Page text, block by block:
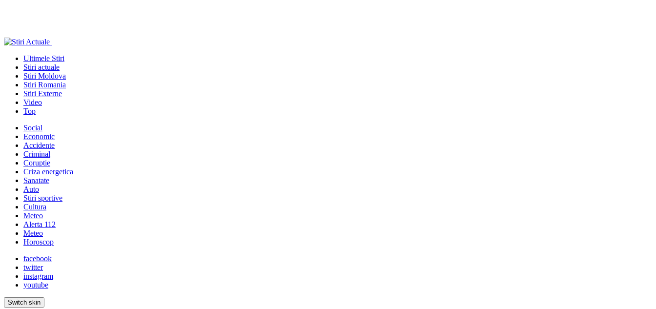
Ultimele Stiri
Stiri actuale
Stiri Moldova
Stiri Romania
Stiri Externe
Video
Top
Social
Economic
Accidente
Criminal
Coruptie
Criza energetica
Sanatate
Auto
Stiri sportive
Cultura
Meteo
Alerta 112
Meteo
Horoscop
facebook
twitter
instagram
youtube
Switch skin